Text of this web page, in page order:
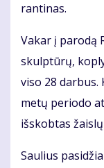
ran­ti­nas.
Va­kar į pa­ro­dą
skulp­tū­rų,
vi­so 28 dar­bus.
me­tų pe­ri­odo
iš­skob­tas
Sau­lius